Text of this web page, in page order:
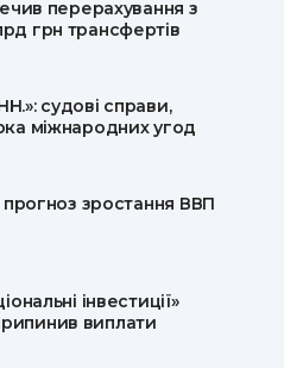
перерахування з
грн трансфертів
судові справи,
міжнародних угод
зростання ВВП
інвестиції»
виплати